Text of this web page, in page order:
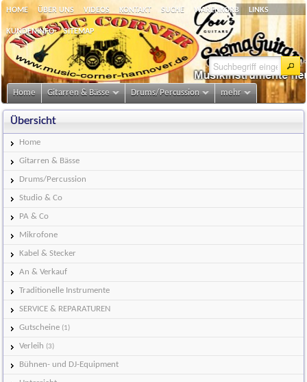
HOME ÜBER UNS VIDEOS KONTAKT SUCHE WARENKORB LINKS
KUNDENINFO SITEMAP
Home Gitarren & Bässe Drums/Percussion mehr
Übersicht
Home
Gitarren & Bässe
Drums/Percussion
Studio & Co
PA & Co
Mikrofone
Kabel & Stecker
An & Verkauf
Traditionelle Instrumente
SERVICE & REPARATUREN
Gutscheine (1)
Verleih (3)
Bühnen- und DJ-Equipment